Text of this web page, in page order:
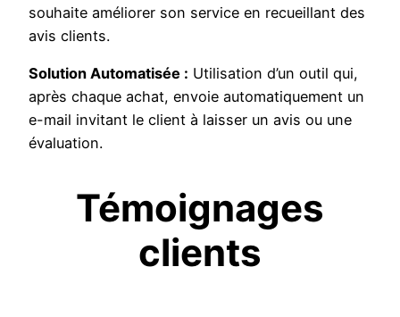
souhaite améliorer son service en recueillant des
avis clients.
Solution Automatisée : Utilisation d’un outil qui,
après chaque achat, envoie automatiquement un
e-mail invitant le client à laisser un avis ou une
évaluation.
Témoignages
clients